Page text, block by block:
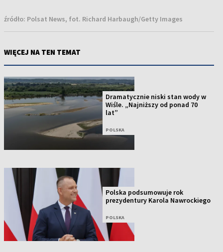
źródło: Polsat News, fot. Richard Harbaugh/Getty Images
WIĘCEJ NA TEN TEMAT
Dramatycznie niski stan wody w
Wiśle. „Najniższy od ponad 70
lat”
POLSKA
Polska podsumowuje rok
prezydentury Karola Nawrockiego
POLSKA